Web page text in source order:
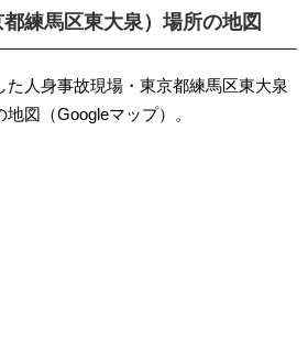
練馬区東大泉）場所の地図
た人身事故現場・東京都練馬区東大泉
図（Googleマップ）。